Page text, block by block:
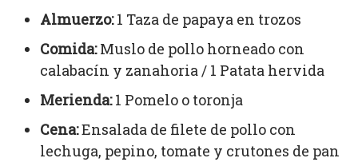
Almuerzo:1 Taza de papaya en trozos
Comida:Muslo de pollo horneado con
calabacín y zanahoria / 1 Patata hervida
Merienda:1 Pomelo o toronja
Cena:Ensalada de filete de pollo con
lechuga, pepino, tomate y crutones de pan